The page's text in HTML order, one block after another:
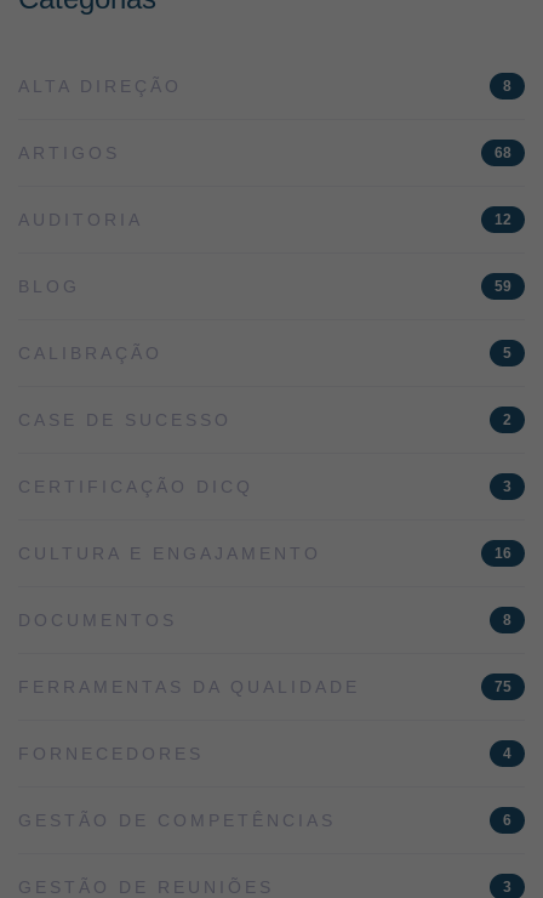
ALTA DIREÇÃO 8
ARTIGOS 68
AUDITORIA 12
BLOG 59
CALIBRAÇÃO 5
CASE DE SUCESSO 2
CERTIFICAÇÃO DICQ 3
CULTURA E ENGAJAMENTO 16
DOCUMENTOS 8
FERRAMENTAS DA QUALIDADE 75
FORNECEDORES 4
GESTÃO DE COMPETÊNCIAS 6
GESTÃO DE REUNIÕES 3